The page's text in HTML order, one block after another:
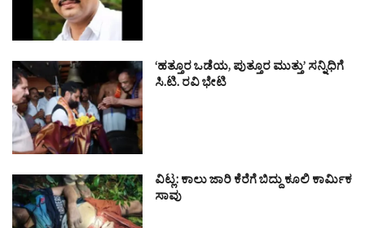
‘ಹತ್ತೂರ ಒಡೆಯ, ಪುತ್ತೂರ ಮುತ್ತು’ ಸನ್ನಿಧಿಗೆ
ಸಿ.ಟಿ. ರವಿ ಭೇಟಿ
ವಿಟ್ಲ: ಕಾಲು ಜಾರಿ ಕೆರೆಗೆ ಬಿದ್ದು ಕೂಲಿ ಕಾರ್ಮಿಕ
ಸಾವು